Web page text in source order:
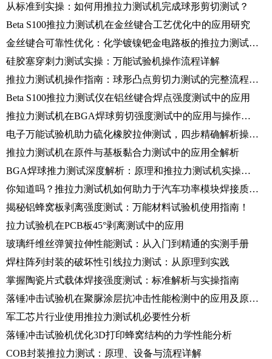
从标准到实操：如何用推拉力测试机完成球形剪切测试？
Beta S100推拉力测试机在金丝键合工艺优化中的应用研究
金丝键合可靠性优化：化学镀镍钯金电路板的推拉力测试分析
硅胶塞穿刺力测试实操：万能试验机操作流程详解
推拉力测试机操作指南：球形凸点剪切力测试的完整流程与数据分析
Beta S100推拉力测试仪在铝丝键合焊点强度测试中的应用
推拉力测试机在BGA焊球剪切强度测试中的应用与操作指南
电子万能试验机助力硫化橡胶拉伸测试，四步精确解析操作流程
推拉力测试机在原件与基板黏合力测试中的应用全解析
BGA焊球推力测试深度解析：原理和推拉力测试机实操指南
你知道吗？推拉力测试机如何助力于汽车功率模块焊接质量检测！
揭秘铝蜂窝板剥离强度测试：万能材料试验机使用指南！
拉力试验机在PCB板45°剥离测试中的应用
玻璃纤维丝弹簧拉伸性能测试：从入门到精通的实测手册
焊柱阵列封装的破坏性引线拉力测试：从原理到实践
掌握陶瓷片式载体焊接强度测试：标准解析与实操指南
落锤冲击试验机在聚脲涂层抗冲击性能检测中的应用及原理剖析
军工芯片行业使用推拉力测试机必要性分析
落锤冲击试验机优化3D打印蜂窝结构的力学性能分析
COB封装推拉力测试：原理、设备与流程详解